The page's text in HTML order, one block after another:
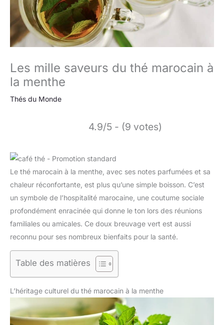
Les mille saveurs du thé marocain à
la menthe
Thés du Monde
4.9/5 - (9 votes)
Le thé marocain à la menthe, avec ses notes parfumées et sa
chaleur réconfortante, est plus qu’une simple boisson. C’est
un symbole de l’hospitalité marocaine, une coutume sociale
profondément enracinée qui donne le ton lors des réunions
familiales ou amicales. Ce doux breuvage vert est aussi
reconnu pour ses nombreux bienfaits pour la santé.
Table des matières
L’héritage culturel du thé marocain à la menthe